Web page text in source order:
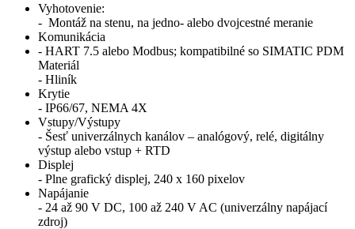
Vyhotovenie:
- Montáž na stenu, na jedno- alebo dvojcestné meranie
Komunikácia
- HART 7.5 alebo Modbus; kompatibilné so SIMATIC PDM
Materiál
- Hliník
Krytie
- IP66/67, NEMA 4X
Vstupy/Výstupy
- Šesť univerzálnych kanálov – analógový, relé, digitálny
výstup alebo vstup + RTD
Displej
- Plne grafický displej, 240 x 160 pixelov
Napájanie
- 24 až 90 V DC, 100 až 240 V AC (univerzálny napájací
zdroj)